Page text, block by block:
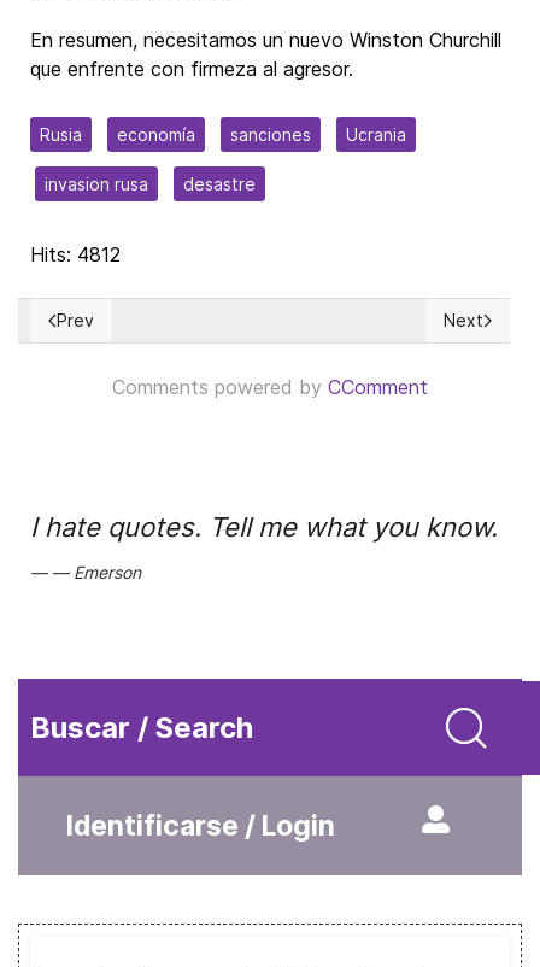
En resumen, necesitamos un nuevo Winston Churchill
que enfrente con firmeza al agresor.
Rusia economía sanciones Ucrania
invasion rusa desastre
Hits: 4812
Previous article: La influencia del Marxismo en la Civilización
Prev Next
Next
Comments powered by CComment
I hate quotes. Tell me what you know.
Emerson
Buscar / Search
Identificarse / Login